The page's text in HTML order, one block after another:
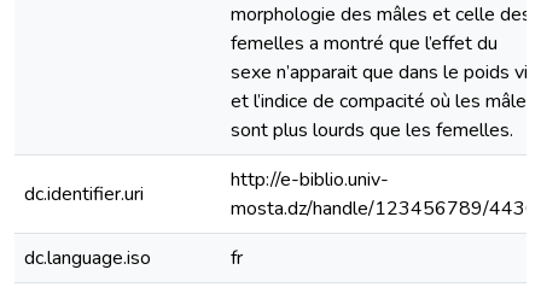
morphologie des mâles et celle des
femelles a montré que l’effet du
sexe n’apparait que dans le poids vif
et l’indice de compacité où les mâles
sont plus lourds que les femelles.
dc.identifier.uri
http://e-biblio.univ-
mosta.dz/handle/123456789/4436
dc.language.iso
fr